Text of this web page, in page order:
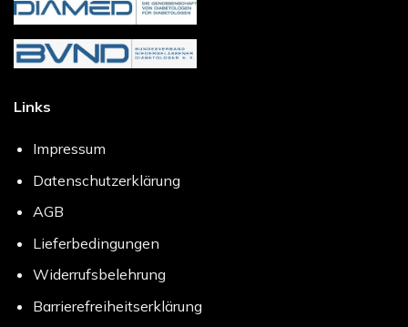
Links
Impressum
Datenschutzerklärung
AGB
Lieferbedingungen
Widerrufsbelehrung
Barrierefreiheitserklärung